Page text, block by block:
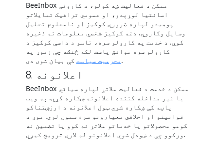
BeeInbox ممکن د فعالیت ښه کولو، د کارونې
اسانتیا لوړېدو، او عمومي ترافیک تمایلاتو
پوهیدو لپاره ضروري کوکیز او نامعلوم تحلیل
وسایل وکاروي. دغه کوکیز شخصي معلومات نه ذخیره
کوي. د خدمت په کارولو سره، تاسو د داسې کوکیز د
کارولو سره موافق یاست لکه څنګه چې زموږ په
محرمیت سیاستکې بیان شوی دی.
8. اعلانونه
BeeInbox ممکن د خدمت د فعالیت ملاتړ لپاره سیاقي
یا غیر مداخله کننده اعلانونه ښکاره کړي. په ویب
پاڼه کې ښکاره شوي ټول اعلانونه د ارزښتناکو
قوانینو او اخلاقي معیارونو سره سمون لري. موږ د
کومو محصولاتو یا خدماتو ملاتړ نه کوو یا تضمین نه
ورکوو چې د ښودل شوي اعلانونو له لارې ترویج کیږي.